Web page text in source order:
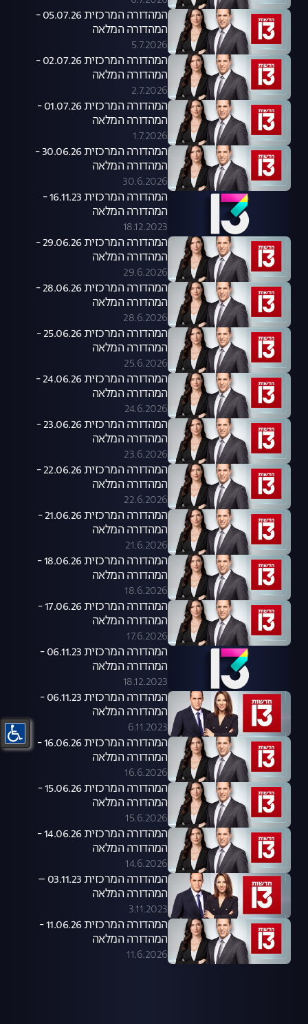
המהדורה המרכזית 05.07.26 -
המהדורה המלאה
5.7.2026
המהדורה המרכזית 02.07.26 -
המהדורה המלאה
2.7.2026
המהדורה המרכזית 01.07.26 -
המהדורה המלאה
1.7.2026
המהדורה המרכזית 30.06.26 -
המהדורה המלאה
30.6.2026
המהדורה המרכזית 16.11.23 -
המהדורה המלאה
18.12.2023
המהדורה המרכזית 29.06.26 -
המהדורה המלאה
29.6.2026
המהדורה המרכזית 28.06.26 -
המהדורה המלאה
28.6.2026
המהדורה המרכזית 25.06.26 -
המהדורה המלאה
25.6.2026
המהדורה המרכזית 24.06.26 -
המהדורה המלאה
24.6.2026
המהדורה המרכזית 23.06.26 -
המהדורה המלאה
23.6.2026
המהדורה המרכזית 22.06.26 -
המהדורה המלאה
22.6.2026
המהדורה המרכזית 21.06.26 -
המהדורה המלאה
21.6.2026
המהדורה המרכזית 18.06.26 -
המהדורה המלאה
18.6.2026
המהדורה המרכזית 17.06.26 -
המהדורה המלאה
17.6.2026
המהדורה המרכזית 06.11.23 -
המהדורה המלאה
18.12.2023
המהדורה המרכזית 06.11.23 -
המהדורה המלאה
6.11.2023
המהדורה המרכזית 16.06.26 -
המהדורה המלאה
16.6.2026
המהדורה המרכזית 15.06.26 -
המהדורה המלאה
15.6.2026
המהדורה המרכזית 14.06.26 -
המהדורה המלאה
14.6.2026
המהדורה המרכזית 03.11.23 –
המהדורה המלאה
3.11.2023
המהדורה המרכזית 11.06.26 -
המהדורה המלאה
11.6.2026